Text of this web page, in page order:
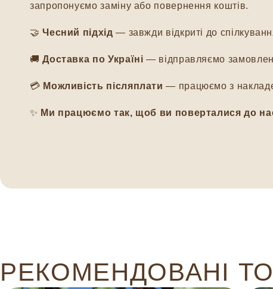
запропонуємо заміну або повернення коштів.
🤝Чесний підхід — завжди відкриті до
🚚Доставка по Україні — відправляємо
💳 Можливість післяплати — працюємо з
✨ Ми працюємо так, щоб ви поверталися до
РЕКОМЕНДОВАНІ